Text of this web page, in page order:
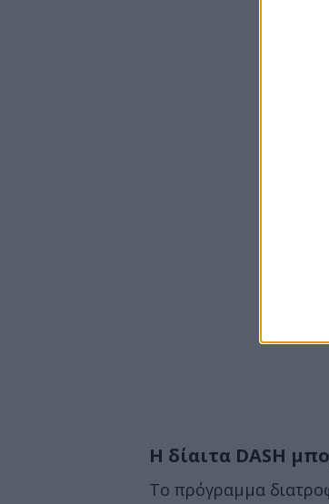
Η δίαιτα DASH
Το πρόγραμμα